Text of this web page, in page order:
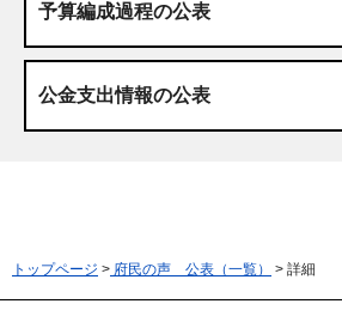
予算編成過程の公表
公金支出情報の公表
トップページ > 府民の声 公表（一覧） > 詳細